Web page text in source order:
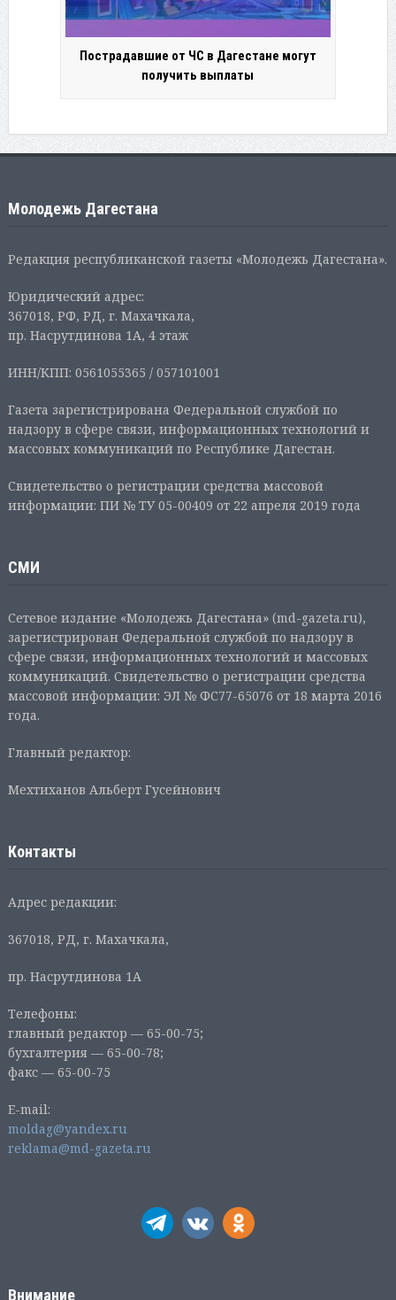
Пострадавшие от ЧС в Дагестане могут
получить выплаты
Молодежь Дагестана
Редакция республиканской газеты «Молодежь Дагестана».
Юридический адрес:
367018, РФ, РД, г. Махачкала,
пр. Насрутдинова 1А, 4 этаж
ИНН/КПП: 0561055365 / 057101001
Газета зарегистрирована Федеральной службой по
надзору в сфере связи, информационных технологий и
массовых коммуникаций по Республике Дагестан.
Свидетельство о регистрации средства массовой
информации: ПИ № ТУ 05-00409 от 22 апреля 2019 года
СМИ
Сетевое издание «Молодежь Дагестана» (md-gazeta.ru),
зарегистрирован Федеральной службой по надзору в
сфере связи, информационных технологий и массовых
коммуникаций. Свидетельство о регистрации средства
массовой информации: ЭЛ № ФС77-65076 от 18 марта 2016
года.
Главный редактор:
Мехтиханов Альберт Гусейнович
Контакты
Адрес редакции:
367018, РД, г. Махачкала,
пр. Насрутдинова 1А
Телефоны:
главный редактор — 65-00-75;
бухгалтерия — 65-00-78;
факс — 65-00-75
E-mail:
moldag@yandex.ru
reklama@md-gazeta.ru
Внимание